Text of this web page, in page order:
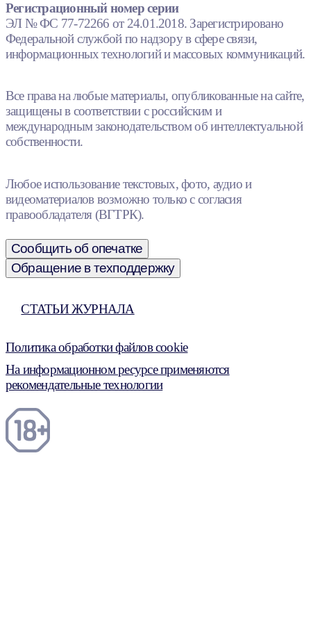
Регистрационный номер серии
ЭЛ № ФС 77-72266 от 24.01.2018. Зарегистрировано
Федеральной службой по надзору в сфере связи,
информационных технологий и массовых коммуникаций.
Все права на любые материалы, опубликованные на сайте,
защищены в соответствии с российским и
международным законодательством об интеллектуальной
собственности.
Любое использование текстовых, фото, аудио и
видеоматериалов возможно только с согласия
правообладателя (ВГТРК).
Сообщить об опечатке
Обращение в техподдержку
СТАТЬИ ЖУРНАЛА
Политика обработки файлов cookie
На информационном ресурсе применяются
рекомендательные технологии